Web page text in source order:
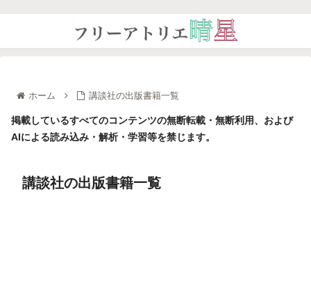
ホーム 講談社の出版書籍一覧
掲載しているすべてのコンテンツの無断転載・無断利用、および
AIによる読み込み・解析・学習等を禁じます。
講談社の出版書籍一覧